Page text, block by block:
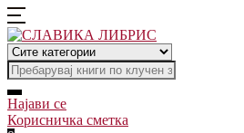
Најави се
Корисничка сметка